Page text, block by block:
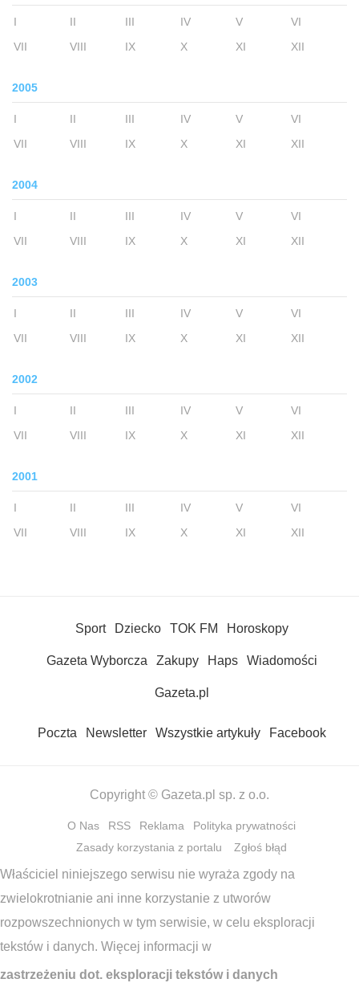
I II III IV V
VI
VII
VIII IX X XI XII
2005
I II III IV V
VI
VII
VIII IX X XI XII
2004
I II III IV V
VI
VII
VIII IX X XI XII
2003
I II III IV V
VI
VII
VIII IX X XI XII
2002
I II III IV V
VI
VII
VIII IX X XI XII
2001
I II III IV V
VI
VII
VIII IX X XI XII
Sport Dziecko TOK FM Horoskopy
Gazeta Wyborcza Zakupy Haps Wiadomości
Gazeta.pl
Poczta Newsletter Wszystkie artykuły Facebook
Copyright © Gazeta.pl sp. z o.o.
O Nas RSS Reklama
Polityka prywatności
Zasady korzystania z portalu
Zgłoś błąd
Właściciel niniejszego serwisu nie wyraża zgody na
zwielokrotnianie ani inne korzystanie z utworów
rozpowszechnionych w tym serwisie, w celu eksploracji
tekstów i danych. Więcej informacji w
zastrzeżeniu dot. eksploracji tekstów i danych